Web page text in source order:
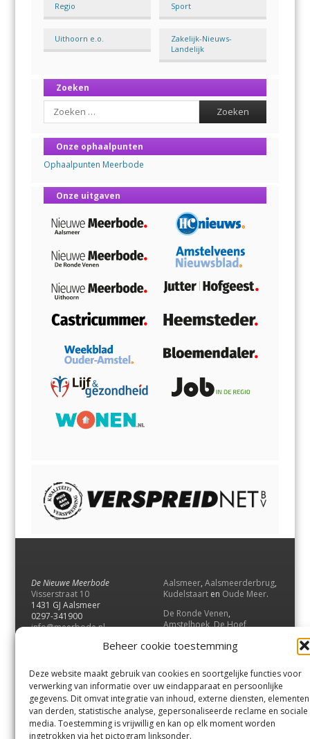
Beheer cookie toestemming
Deze website maakt gebruik van cookies en soortgelijke functies voor
verwerking van informatie over uw eindapparaat en persoonlijke
gegevens. Dit omvat integratie van inhoud, externe diensten, elementen
van derden, statistische analyse, gepersonaliseerde reclame en sociale
media. Toestemming is vrijwillig en kan op elk moment worden
ingetrokken via het pictogram linksonder.
Regio Sport
Uithoorn e.o.
Zakelijk-Nieuws-
Landelijk
Zoeken
Search
Onze ophaalpunten
Ophaalpunten Meerbode
Onze uitgaven
De Nieuwe Meerbode
Visserstraat 10
1431 GJ Aalsmeer
0297-341900
info@meerbode.nl
Aalsmeer, Aalsmeerderbrug,
Kudelstaart en Oude Meer.
De Ronde Venen,
Amstelhoek,De Hoef,
Vrouwenakker,Waverveen
UithoornenDe Kwakel.
Contact
Andere uitgaven